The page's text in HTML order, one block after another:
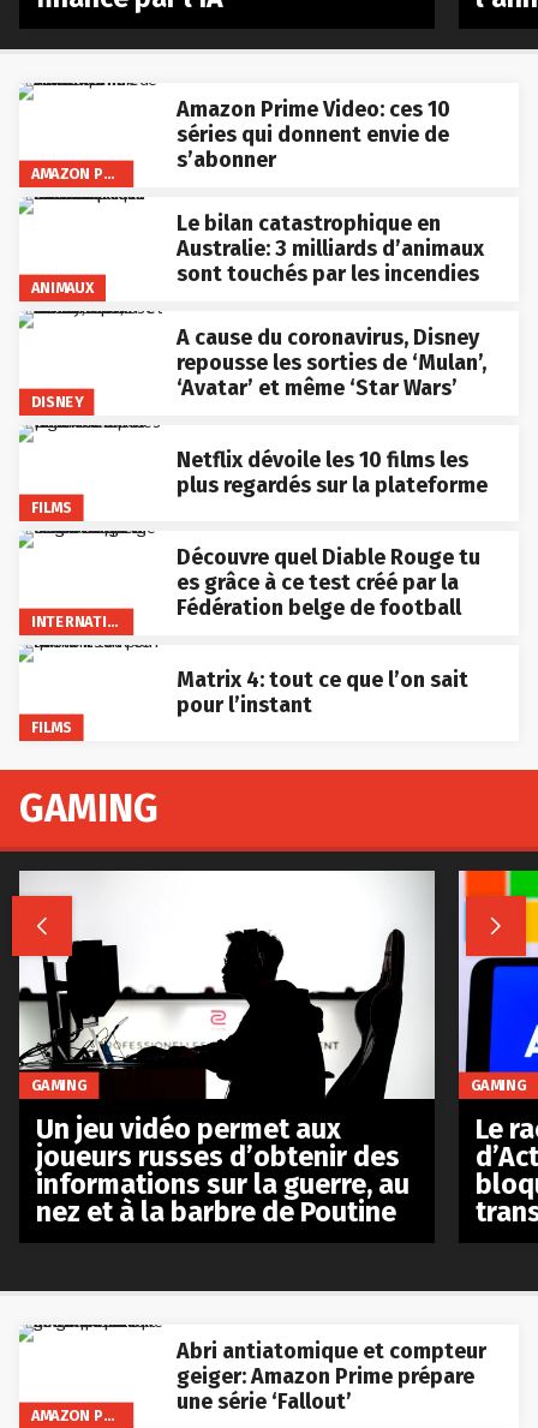
AMAZON PRIME VIDEO
Amazon Prime Video: ces 10
séries qui donnent envie de
s’abonner
ANIMAUX
Le bilan catastrophique en
Australie: 3 milliards d’animaux
sont touchés par les incendies
DISNEY
A cause du coronavirus, Disney
repousse les sorties de ‘Mulan’,
‘Avatar’ et même ‘Star Wars’
FILMS
Netflix dévoile les 10 films les
plus regardés sur la plateforme
INTERNATIONAL
Découvre quel Diable Rouge tu
es grâce à ce test créé par la
Fédération belge de football
FILMS
Matrix 4: tout ce que l’on sait
pour l’instant
AMAZON PRIME VIDEO
Abri antiatomique et compteur
geiger: Amazon Prime prépare
une série ‘Fallout’
GAMING
 
GAMING
Un jeu vidéo permet aux
joueurs russes d’obtenir des
informations sur la guerre, au
nez et à la barbre de Poutine
GAMING
Le